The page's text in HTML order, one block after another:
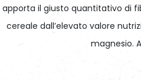
apporta il giusto quantitativo di
cereale dall’elevato valore
magnesio.